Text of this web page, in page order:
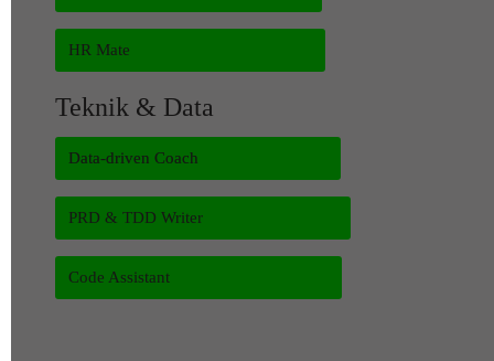
HR Mate
Teknik & Data
Data-driven Coach
PRD & TDD Writer
Code Assistant